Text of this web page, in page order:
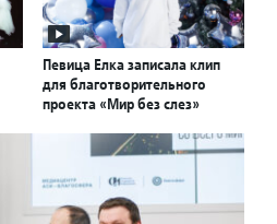
Певица Елка записала клип
для благотворительного
проекта «Мир без слез»